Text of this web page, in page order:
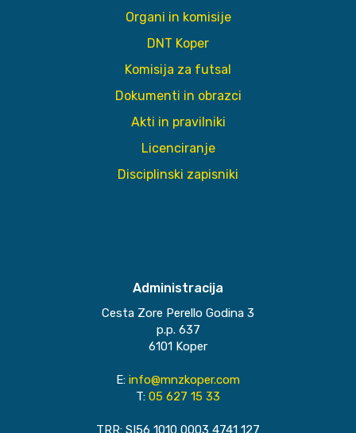
Organi in komisije
DNT Koper
Komisija za futsal
Dokumenti in obrazci
Akti in pravilniki
Licenciranje
Disciplinski zapisniki
Administracija
Cesta Zore Perello Godina 3
p.p. 637
6101 Koper
E: info@mnzkoper.com
T: 05 627 15 33
TRR: SI56 1010 0003 4741 127